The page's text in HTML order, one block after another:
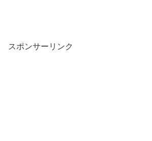
スポンサーリンク